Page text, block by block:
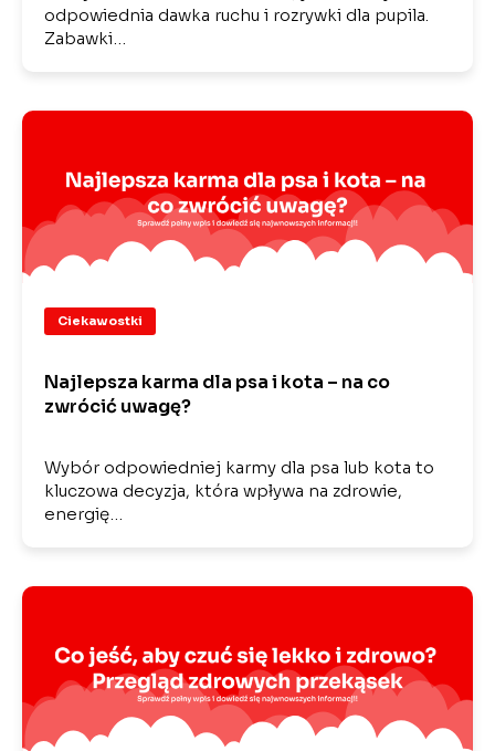
odpowiednia dawka ruchu i rozrywki dla pupila.
Zabawki…
Ciekawostki
Najlepsza karma dla psa i kota – na co
zwrócić uwagę?
Wybór odpowiedniej karmy dla psa lub kota to
kluczowa decyzja, która wpływa na zdrowie,
energię…